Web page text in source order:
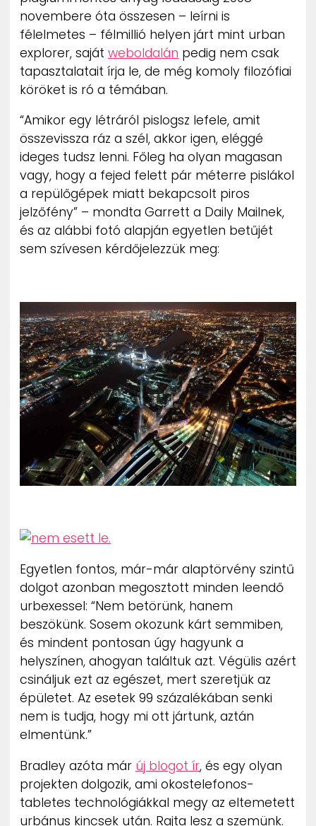
novembere óta összesen – leírni is
félelmetes – félmillió helyen járt mint urban
explorer, saját weboldalán pedig nem csak
tapasztalatait írja le, de még komoly filozófiai
köröket is ró a témában.
“Amikor egy létráról pislogsz lefele, amit
összevissza ráz a szél, akkor igen, eléggé
ideges tudsz lenni. Főleg ha olyan magasan
vagy, hogy a fejed felett pár méterre pislákol
a repülőgépek miatt bekapcsolt piros
jelzőfény” – mondta Garrett a Daily Mailnek,
és az alábbi fotó alapján egyetlen betűjét
sem szívesen kérdőjelezzük meg:
Egyetlen fontos, már-már alaptörvény szintű
dolgot azonban megosztott minden leendő
urbexessel: “Nem betörünk, hanem
beszökünk. Sosem okozunk kárt semmiben,
és mindent pontosan úgy hagyunk a
helyszínen, ahogyan találtuk azt. Végülis azért
csináljuk ezt az egészet, mert szeretjük az
épületet. Az esetek 99 százalékában senki
nem is tudja, hogy mi ott jártunk, aztán
elmentünk.”
Bradley azóta már új blogot ír, és egy olyan
projekten dolgozik, ami okostelefonos-
tabletes technológiákkal megy az eltemetett
urbánus kincsek után. Rajta lesz a szemünk.